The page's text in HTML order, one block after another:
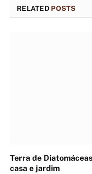
RELATED POSTS
Terra de
casa e jardim